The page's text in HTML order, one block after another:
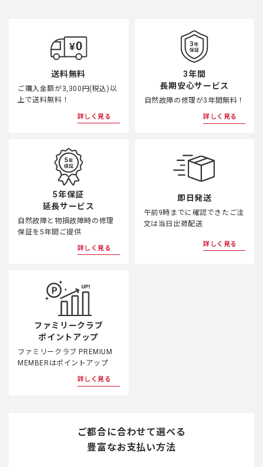
送料無料
ご購入金額が3,300円(税込)以
上で送料無料！
詳しく見る
3年間
長期安心サービス
自然故障の修理が3年間無料！
詳しく見る
5年保証
延長サービス
自然故障と物損故障時の修理
保証を5年間ご提供
詳しく見る
即日発送
午前9時までに確認できたご注
文は当日出荷配送
詳しく見る
ファミリークラブ
ポイントアップ
ファミリークラブ PREMIUM
MEMBERはポイントアップ
詳しく見る
ご都合に合わせて選べる
豊富なお支払い方法